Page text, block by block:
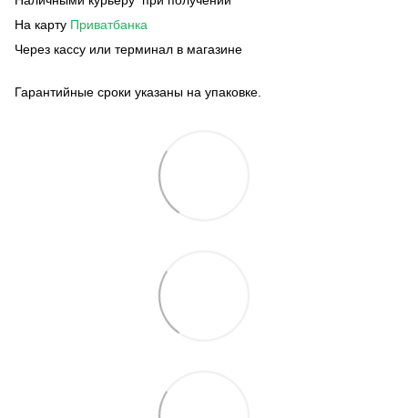
На карту Приватбанка
Через кассу или терминал в магазине
Гарантийные сроки указаны на упаковке.